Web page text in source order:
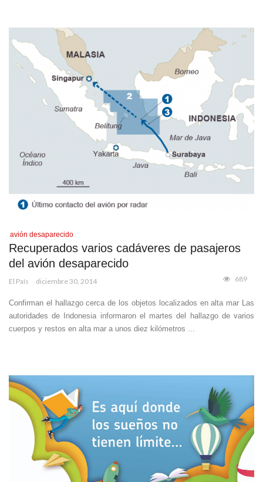
avión desaparecido
Recuperados varios cadáveres de pasajeros
del avión desaparecido
El País diciembre 30, 2014 689
Confirman el hallazgo cerca de los objetos localizados en alta mar Las
autoridades de Indonesia informaron el martes del hallazgo de varios
cuerpos y restos en alta mar a unos diez kilómetros ...